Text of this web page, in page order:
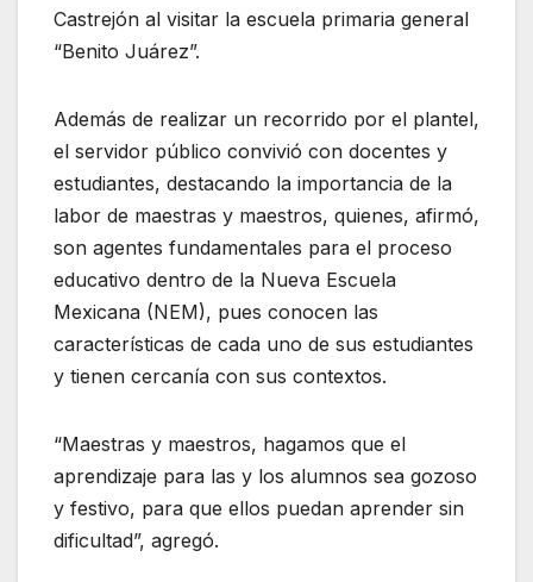
Castrejón al visitar la escuela primaria general
“Benito Juárez”.
Además de realizar un recorrido por el plantel,
el servidor público convivió con docentes y
estudiantes, destacando la importancia de la
labor de maestras y maestros, quienes, afirmó,
son agentes fundamentales para el proceso
educativo dentro de la Nueva Escuela
Mexicana (NEM), pues conocen las
características de cada uno de sus estudiantes
y tienen cercanía con sus contextos.
“Maestras y maestros, hagamos que el
aprendizaje para las y los alumnos sea gozoso
y festivo, para que ellos puedan aprender sin
dificultad”, agregó.